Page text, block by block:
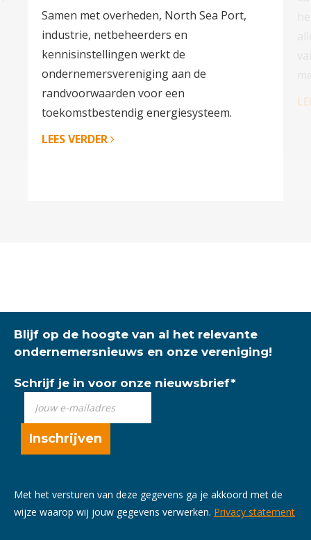
Samen met overheden, North Sea Port,
industrie, netbeheerders en
kennisinstellingen werkt de
ondernemersvereniging aan de
randvoorwaarden voor een
toekomstbestendig energiesysteem.
LEES VERDER
Blijf op de hoogte van al het relevante
ondernemersnieuws en onze vereniging!
Schrijf je in voor onze nieuwsbrief*
Met het versturen van deze gegevens ga je akkoord met de
wijze waarop wij jouw gegevens verwerken. Privacy statement